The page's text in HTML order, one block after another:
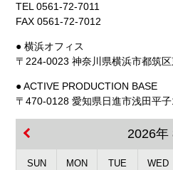
TEL 0561-72-7011
FAX 0561-72-7012
● 横浜オフィス
〒224-0023 神奈川県横浜市都筑
● ACTIVE PRODUCTION BASE
〒470-0128 愛知県日進市浅田平
2026年
SUN MON TUE WED